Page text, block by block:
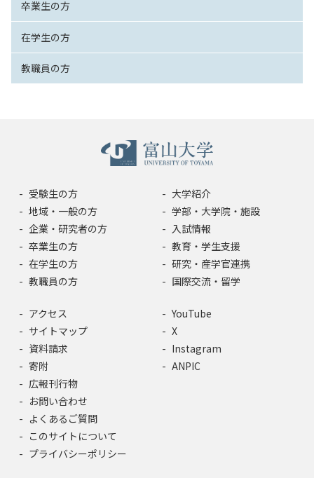
卒業生の方
在学生の方
教職員の方
受験生の方
地域・一般の方
企業・研究者の方
卒業生の方
在学生の方
教職員の方
大学紹介
学部・大学院・施設
入試情報
教育・学生支援
研究・産学官連携
国際交流・留学
アクセス
サイトマップ
資料請求
寄附
広報刊行物
お問い合わせ
よくあるご質問
このサイトについて
プライバシーポリシー
YouTube
X
Instagram
ANPIC